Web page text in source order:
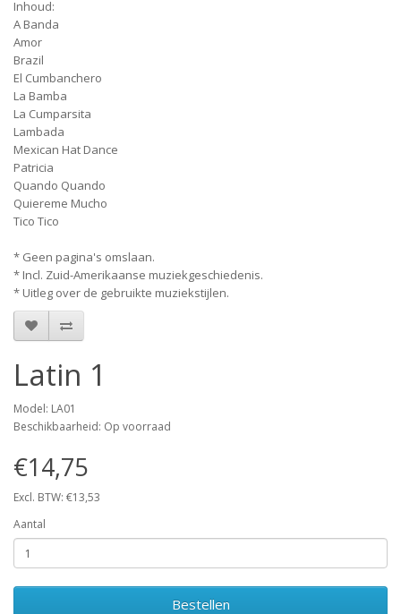
Inhoud:
A Banda
Amor
Brazil
El Cumbanchero
La Bamba
La Cumparsita
Lambada
Mexican Hat Dance
Patricia
Quando Quando
Quiereme Mucho
Tico Tico
* Geen pagina's omslaan.
* Incl. Zuid-Amerikaanse muziekgeschiedenis.
* Uitleg over de gebruikte muziekstijlen.
Latin 1
Model: LA01
Beschikbaarheid: Op voorraad
€14,75
Excl. BTW: €13,53
Aantal
Bestellen